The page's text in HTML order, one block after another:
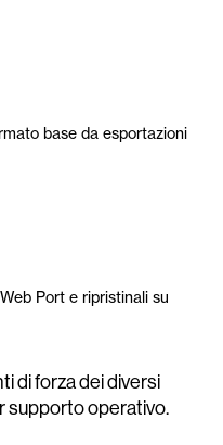
base da esportazioni
Port e ripristinali su
di forza dei diversi
supporto operativo.